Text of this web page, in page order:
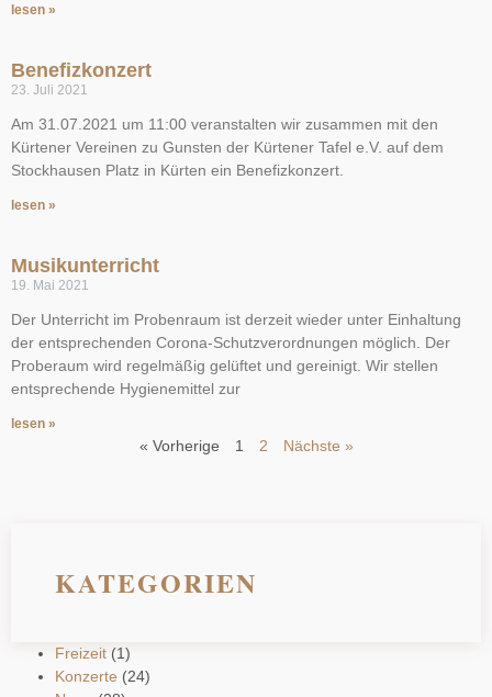
lesen »
Benefizkonzert
23. Juli 2021
Am 31.07.2021 um 11:00 veranstalten wir zusammen mit den
Kürtener Vereinen zu Gunsten der Kürtener Tafel e.V. auf dem
Stockhausen Platz in Kürten ein Benefizkonzert.
lesen »
Musikunterricht
19. Mai 2021
Der Unterricht im Probenraum ist derzeit wieder unter Einhaltung
der entsprechenden Corona-Schutzverordnungen möglich. Der
Proberaum wird regelmäßig gelüftet und gereinigt. Wir stellen
entsprechende Hygienemittel zur
lesen »
« Vorherige 1 2 Nächste »
KATEGORIEN
Freizeit (1)
Konzerte (24)